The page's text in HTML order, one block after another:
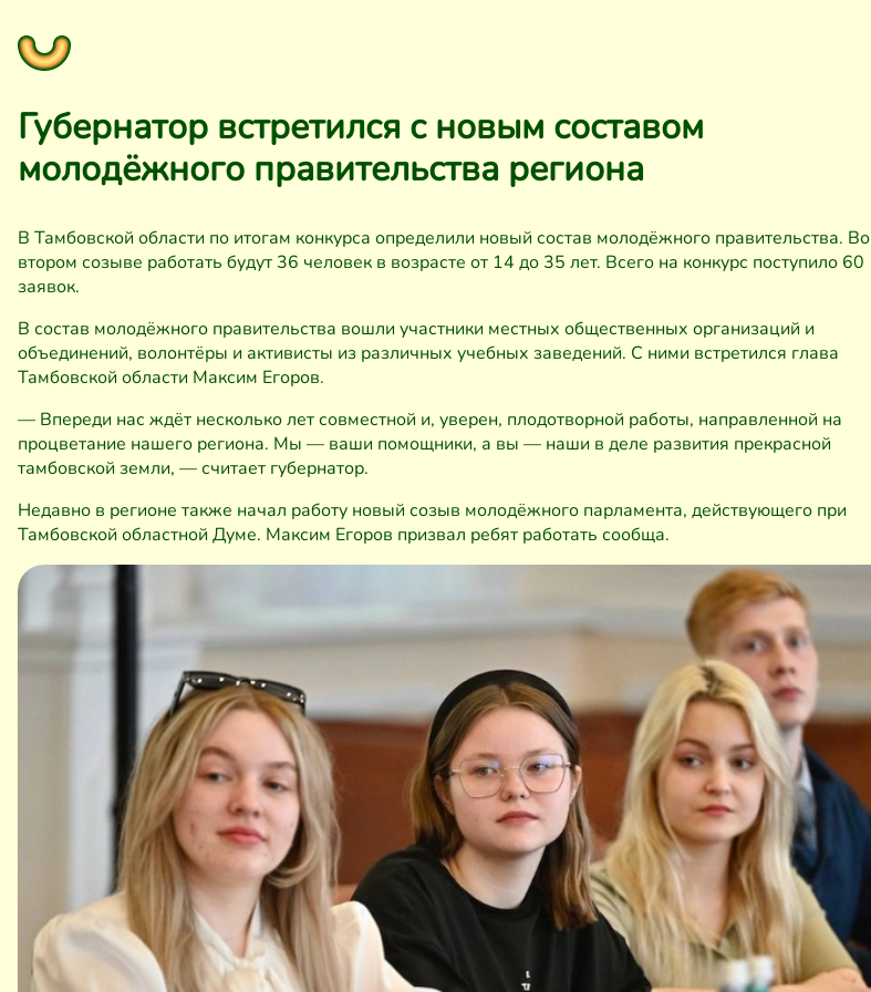
Губернатор встретился с новым составом
молодёжного правительства региона
В Тамбовской области по итогам конкурса определили новый состав молодёжного правительства. Во
втором созыве работать будут 36 человек в возрасте от 14 до 35 лет. Всего на конкурс поступило 60
заявок.
В состав молодёжного правительства вошли участники местных общественных организаций и
объединений, волонтёры и активисты из различных учебных заведений. С ними встретился глава
Тамбовской области Максим Егоров.
— Впереди нас ждёт несколько лет совместной и, уверен, плодотворной работы, направленной на
процветание нашего региона. Мы — ваши помощники, а вы — наши в деле развития прекрасной
тамбовской земли, — считает губернатор.
Недавно в регионе также начал работу новый созыв молодёжного парламента, действующего при
Тамбовской областной Думе. Максим Егоров призвал ребят работать сообща.